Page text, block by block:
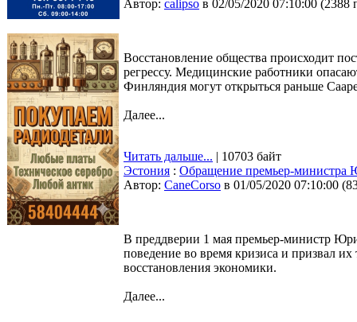
Автор: calipso в 02/05/2020 07:10:00 (2388
Восстановление общества происходит
регрессу. Медицинские работники
Финляндия могут открыться раньше
Далее...
Читать дальше... | 10703 байт
Эстония : Обращение премьер-министра
Автор: CaneCorso в 01/05/2020 07:10:00 (
В преддверии 1 мая премьер-министр
поведение во время кризиса и призвал
восстановления экономики.
Далее...